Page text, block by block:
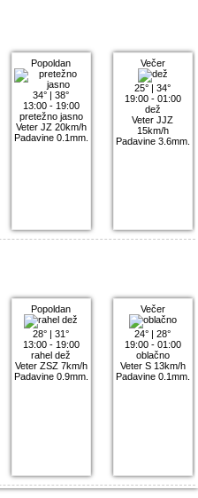
Popoldan
34° |38°
13:00 - 19:00
pretežno jasno
Veter JZ 20km/h
Padavine 0.1mm.
Večer
25° |34°
19:00 - 01:00
dež
Veter JJZ
15km/h
Padavine 3.6mm.
Popoldan
28° |31°
13:00 - 19:00
rahel dež
Veter ZSZ 7km/h
Padavine 0.9mm.
Večer
24° |28°
19:00 - 01:00
oblačno
Veter S 13km/h
Padavine 0.1mm.